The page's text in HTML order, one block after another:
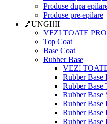
Produse dupa
Produse pre-epilare
💅UNGHII
VEZI TOATE
Top Coat
Base Coat
Rubber Base
VEZI
Rubber Base
Rubber Base
Rubber Base
Rubber Base
Rubber Base
Rubber Base